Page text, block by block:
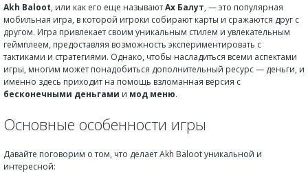
Akh Baloot, или как его еще называютАх Балут, — это популярная
мобильная игра, в которой игроки собирают карты и сражаются друг с
другом. Игра привлекает своим уникальным стилем и увлекательным
геймплеем, предоставляя возможность экспериментировать с
тактиками и стратегиями. Однако, чтобы насладиться всеми аспектами
игры, многим может понадобиться дополнительный ресурс — деньги, и
именно здесь приходит на помощь взломанная версия с
бесконечными деньгами и мод меню.
Основные особенности игры
Давайте поговорим о том, что делает Akh Baloot уникальной и
интересной: